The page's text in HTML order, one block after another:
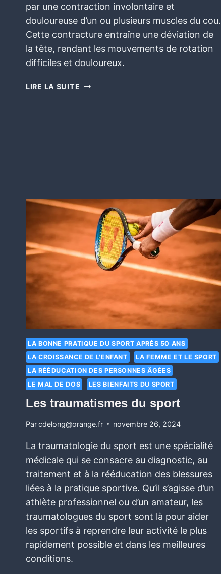
par une contraction involontaire et
douloureuse d’un ou plusieurs muscles du cou.
Cette contracture entraîne une déviation de
la tête, rendant les mouvements de rotation
difficiles et douloureux.
LIRE LA SUITE
LA BONNE PRATIQUE DU SPORT APRÈS 50 ANS
LA CROISSANCE DE L'ENFANT
LA FEMME ET LE SPORT
LA RÉÉDUCATION DES PERSONNES ÂGÉES
LE MAL DE DOS
LES BIENFAITS DU SPORT
Les traumatismes du sport
Parcdelong@orange.fr novembre 26, 2024
La traumatologie du sport est une spécialité
médicale qui se consacre au diagnostic, au
traitement et à la rééducation des blessures
liées à la pratique sportive. Qu’il s’agisse d’un
athlète professionnel ou d’un amateur, les
traumatologues du sport sont là pour aider
les sportifs à reprendre leur activité le plus
rapidement possible et dans les meilleures
conditions.